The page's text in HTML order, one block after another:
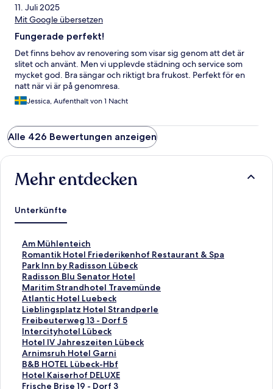
11. Juli 2025
Mit Google übersetzen
Fungerade perfekt!
Det finns behov av renovering som visar sig genom att det är
slitet och använt. Men vi upplevde städning och service som
mycket god. Bra sängar och riktigt bra frukost. Perfekt för en
natt när vi är på genomresa.
Jessica, Aufenthalt von 1 Nacht
Alle 426 Bewertungen anzeigen
Mehr entdecken
Unterkünfte
Am Mühlenteich
L
i
n
k
,
d
e
r
d
i
e
f
o
l
Romantik Hotel Friederikenhof Restaurant & Spa
L
i
n
k
,
d
e
r
d
i
e
f
o
Park Inn by Radisson Lübeck
L
i
n
k
,
d
e
r
d
i
e
f
Radisson Blu Senator Hotel
L
i
n
k
,
d
e
r
d
i
e
Maritim Strandhotel Travemünde
L
i
n
k
,
d
e
r
d
i
Atlantic Hotel Luebeck
L
i
n
k
,
d
e
r
d
Lieblingsplatz Hotel Strandperle
L
i
n
k
,
d
e
r
Freibeuterweg 13 - Dorf 5
L
i
n
k
,
d
e
Intercityhotel Lübeck
L
i
n
k
,
d
Hotel IV Jahreszeiten Lübeck
L
i
n
k
,
Arnimsruh Hotel Garni
L
i
n
k
B&B HOTEL Lübeck-Hbf
L
i
n
Hotel Kaiserhof DELUXE
L
iFrische Brise 19 - Dorf 3
L